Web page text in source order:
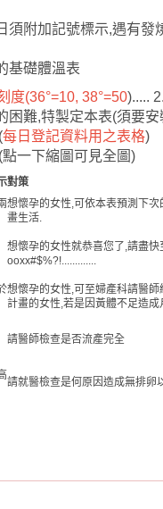
須附加記號標示,遇有發
基礎體溫表
度(36°=10, 38°=50)..... 2.
困難,特製定本表(須要
(每日登記資料用之表格)
(點一下縮圖可見全圖)
對策
想懷孕的女性,可依本表預測下
畫生活.
想懷孕的女性就恭喜您了,請盡
ooxx#$%?!.............
想懷孕的女性,可至婦產科請醫
計畫的女性,若是因黃體不足造
請醫師檢查是否流產完全
請就醫檢查是何原因造成無排卵